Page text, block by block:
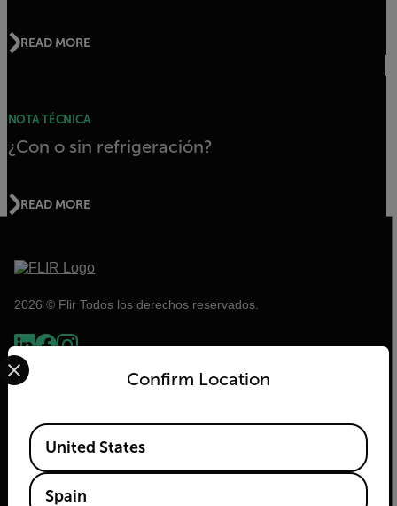
READ MORE
NOTA TÉCNICA
¿Con o sin refrigeración?
READ MORE
2026 © Flir Todos los derechos reservados.
Confirm Location
Select your preferred country and language from the
Available Locations
United States
Spain